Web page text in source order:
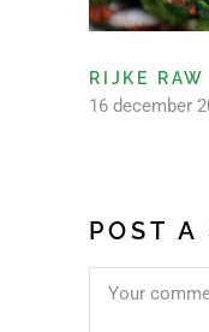
RIJKE
16 december
POST A